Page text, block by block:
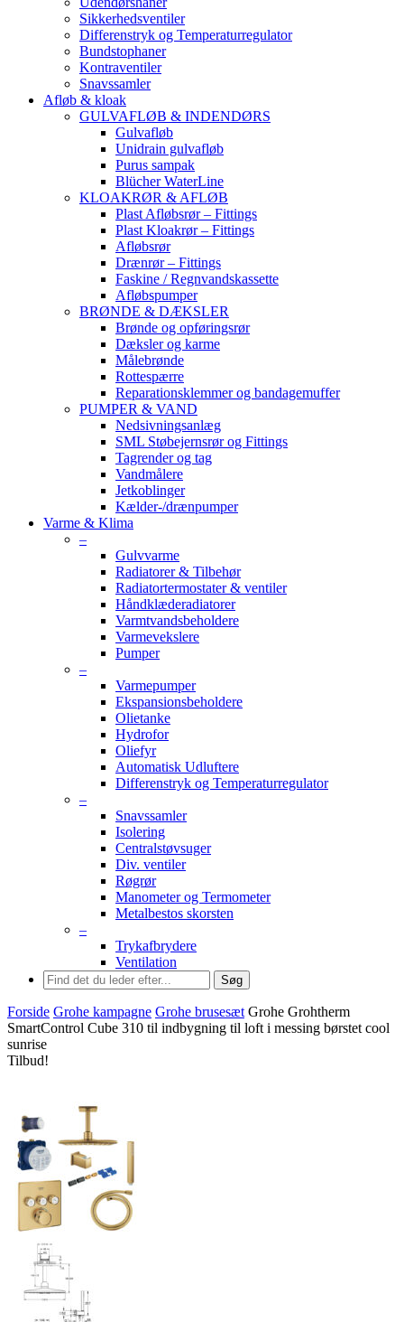
Sikkerhedsventiler
Differenstryk og Temperaturregulator
Bundstophaner
Kontraventiler
Snavssamler
Afløb & kloak
GULVAFLØB & INDENDØRS
Gulvafløb
Unidrain gulvafløb
Purus sampak
Blücher WaterLine
KLOAKRØR & AFLØB
Plast Afløbsrør – Fittings
Plast Kloakrør – Fittings
Afløbsrør
Drænrør – Fittings
Faskine / Regnvandskassette
Afløbspumper
BRØNDE & DÆKSLER
Brønde og opføringsrør
Dæksler og karme
Målebrønde
Rottespærre
Reparationsklemmer og bandagemuffer
PUMPER & VAND
Nedsivningsanlæg
SML Støbejernsrør og Fittings
Tagrender og tag
Vandmålere
Jetkoblinger
Kælder-/drænpumper
Varme & Klima
–
Gulvvarme
Radiatorer & Tilbehør
Radiatortermostater & ventiler
Håndklæderadiatorer
Varmtvandsbeholdere
Varmevekslere
Pumper
–
Varmepumper
Ekspansionsbeholdere
Olietanke
Hydrofor
Oliefyr
Automatisk Udluftere
Differenstryk og Temperaturregulator
–
Snavssamler
Isolering
Centralstøvsuger
Div. ventiler
Røgrør
Manometer og Termometer
Metalbestos skorsten
–
Trykafbrydere
Ventilation
Søg
Forside Grohe kampagne Grohe brusesæt Grohe Grohtherm
SmartControl Cube 310 til indbygning til loft i messing børstet cool
sunrise
Tilbud!